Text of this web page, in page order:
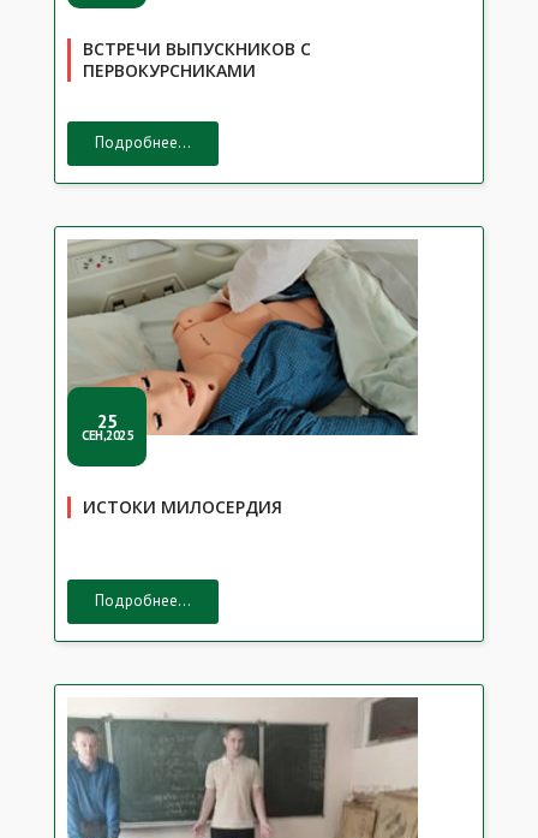
ВСТРЕЧИ ВЫПУСКНИКОВ С
ПЕРВОКУРСНИКАМИ
Подробнее...
25
СЕН,2025
ИСТОКИ МИЛОСЕРДИЯ
Подробнее...